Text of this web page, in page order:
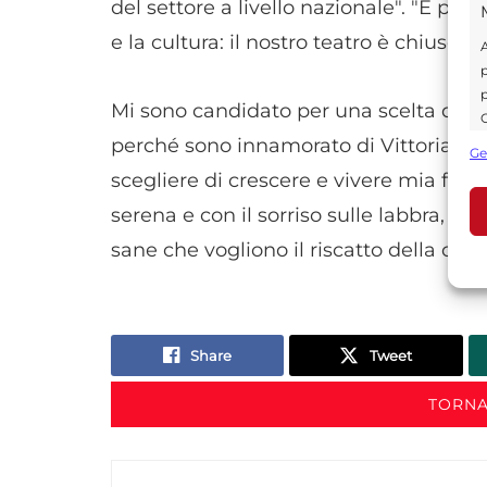
del settore a livello nazionale". "E poi
e la cultura: il nostro teatro è chiuso
Mi sono candidato per una scelta
perché sono innamorato di Vittoria e
scegliere di crescere e vivere mia
serena e con il sorriso sulle labbra,
sane che vogliono il riscatto della città”.
Share Tweet